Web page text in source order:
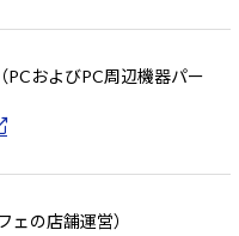
PCおよびPC周辺機器パー
ェの店舗運営）